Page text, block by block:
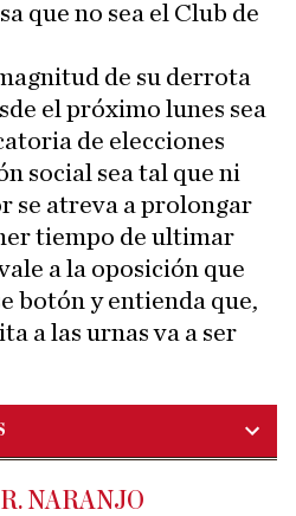
que no sea el Club de
de su derrota
el próximo lunes sea
de elecciones
social sea tal que ni
se atreva a prolongar
tiempo de ultimar
a la oposición que
botón y entienda que,
a las urnas va a ser
NARANJO